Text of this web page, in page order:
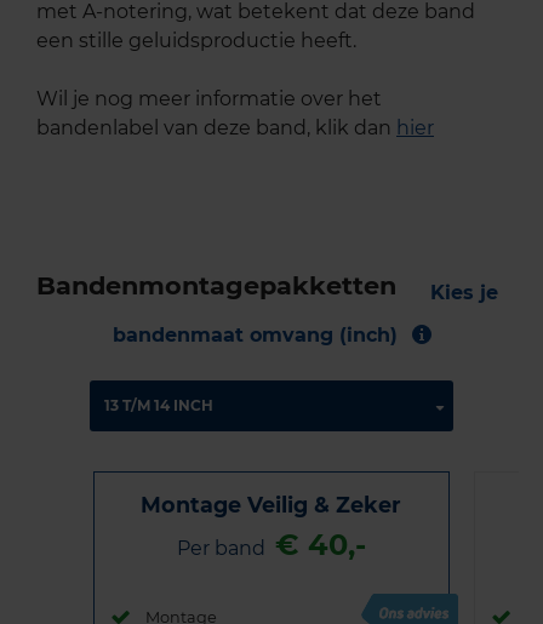
met A-notering, wat betekent dat deze band
een stille geluidsproductie heeft.
Wil je nog meer informatie over het
bandenlabel van deze band, klik dan hier
Bandenmontagepakketten
Kies je
bandenmaat omvang (inch)
Montage Veilig & Zeker
Per band € 40,-
Montage